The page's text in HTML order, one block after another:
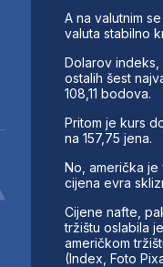
A na valutnim
valuta stabilno
Dolarov
ostalih šest
108,11 bodova.
Pritom je kurs
na 157,75 jena.
No, američka
cijena evra
Cijene nafte,
tržištu oslabila
američkom
(Index, Foto